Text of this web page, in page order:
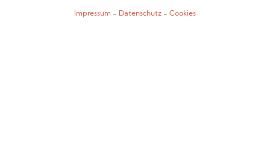
Impressum - Datenschutz - Cookies